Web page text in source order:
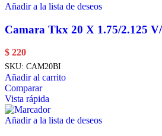
Añadir a la lista de deseos
Camara Tkx 20 X 1.75/2.125
$ 220
SKU: CAM20BI
Añadir al carrito
Comparar
Vista rápida
Añadir a la lista de deseos